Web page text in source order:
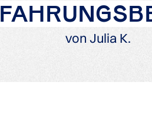
von Julia K.